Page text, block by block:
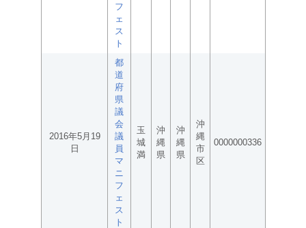
フ
ェ
ス
ト
2016年5月19
日
都
道
府
県
議
会
議
員
マ
ニ
フ
ェ
ス
ト
玉
城
満
沖
縄
県
沖
縄
県
沖
縄
市
区
0000000336